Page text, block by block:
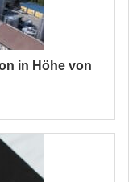
in Höhe von